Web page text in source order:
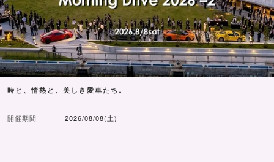
時と、情熱と、美しき愛車たち。
開催期間 2026/08/08(土)